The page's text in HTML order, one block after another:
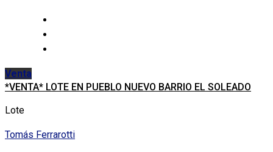
Venta
*VENTA* LOTE EN PUEBLO NUEVO BARRIO EL SOLEADO
Lote
Tomás Ferrarotti